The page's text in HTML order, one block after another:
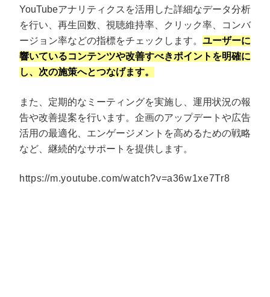
YouTubeアナリティクスを活用した詳細なデータ分析
を行い、再生回数、視聴維持率、クリック率、コンバ
ージョン率などの指標をチェックします。 ユーザーに
響いているコンテンツや改善すべきポイントを明確に
し、次の施策へとつなげます。
また、定期的なミーティングを実施し、運用状況の報
告や改善提案を行います。企画のアップデートや広告
活用の最適化、エンゲージメントを高めるための戦略
など、継続的なサポートを提供します。
https://m.youtube.com/watch?v=a36w1xe7Tr8